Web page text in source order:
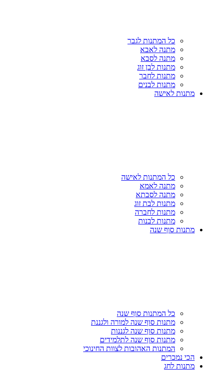
כל המתנות לגבר
מתנה לאבא
מתנה לסבא
מתנות לבן זוג
מתנות לחבר
מתנות לבנים
מתנות לאישה
כל המתנות לאישה
מתנה לאמא
מתנה לסבתא
מתנות לבת זוג
מתנות לחברה
מתנות לבנות
מתנות סוף שנה
כל המתנות סוף שנה
מתנות סוף שנה למורה ולגננת
מתנות סוף שנה לגננות
מתנות סוף שנה לתלמידים
המתנות האהובות לצוות החינוכי
הכי נמכרים
מתנות לחג